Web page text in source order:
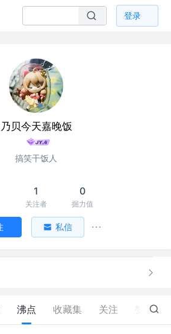
登录
乃贝今天嘉晚饭
搞笑干饭人
1
关注者
0
掘力值
私信
沸点 收藏集 关注 43